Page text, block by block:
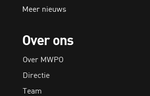
Meer nieuws
Over ons
Over MWPO
Directie
Team